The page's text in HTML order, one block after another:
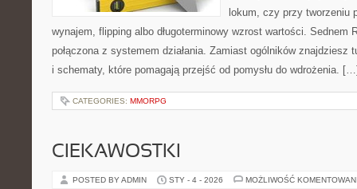
lokum, czy przy tworzeniu
wynajem, flipping albo długoterminowy wzrost wartości. Sednem
połączona z systemem działania. Zamiast ogólników znajdziesz
i schematy, które pomagają przejść od pomysłu do wdrożenia.
CATEGORIES: MMORPG
CIEKAWOSTKI
POSTED BY ADMIN STY - 4 - 2026 MOŻLIWOŚĆ